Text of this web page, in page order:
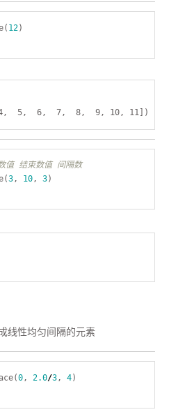
12
值 结束数值 间隔数
3, 10, 3
线性均匀间隔的元素
0, 2.0/3, 4